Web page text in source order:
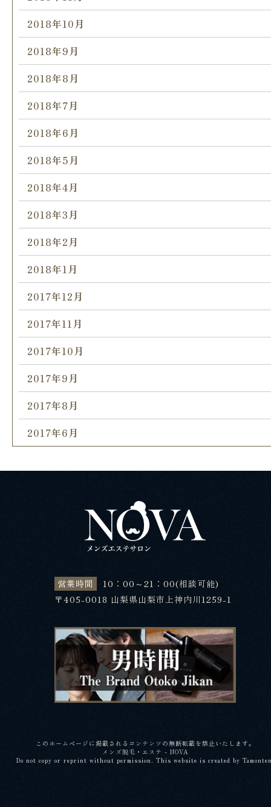
2018年10月
2018年9月
2018年8月
2018年7月
2018年6月
2018年5月
2018年4月
2018年3月
2018年2月
2018年1月
2017年12月
2017年11月
2017年10月
2017年9月
2017年8月
2017年6月
営業時間
10：00～21：00(相談可能)
〒405-0018 山梨県山梨市上神内川1259-1
このホームページに掲載されるコンテンツの無断転載を禁止いたします。
メンズ脱毛・エステ - NOVA
Do not copy or reprint without permission. This website is created by